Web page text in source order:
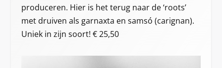
produceren. Hier is het terug naar de ‘roots’
met druiven als garnaxta en samsó (carignan).
Uniek in zijn soort! € 25,50